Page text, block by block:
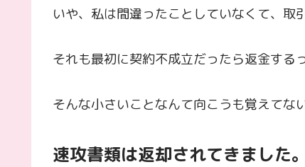
いや、私は間違ったことしていなくて、取
それも最初に契約不成立だったら返金する
そんな小さいことなんて向こうも覚えてな
速攻書類は返却されてきました。